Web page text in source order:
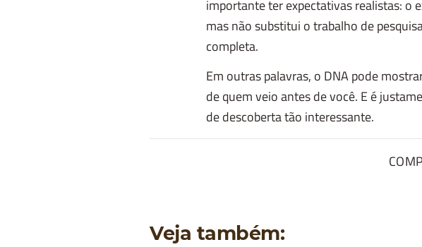
importante ter expectativas realistas: o
mas não substitui o trabalho de
completa.
Em outras palavras, o DNA pode
de quem veio antes de você. E é
de descoberta tão interessante.
Veja também: